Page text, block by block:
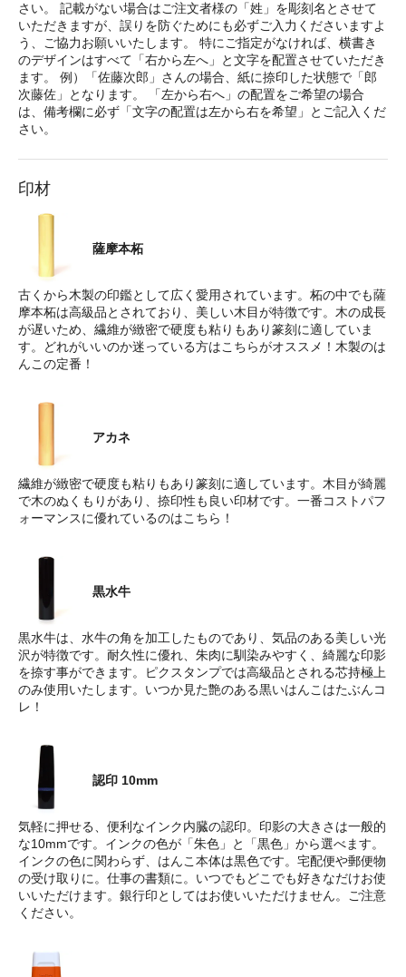
さい。 記載がない場合はご注文者様の「姓」を彫刻名とさせて
いただきますが、誤りを防ぐためにも必ずご入力くださいますよ
う、ご協力お願いいたします。 特にご指定がなければ、横書き
のデザインはすべて「右から左へ」と文字を配置させていただき
ます。 例）「佐藤次郎」さんの場合、紙に捺印した状態で「郎
次藤佐」となります。 「左から右へ」の配置をご希望の場合
は、備考欄に必ず「文字の配置は左から右を希望」とご記入くだ
さい。
印材
薩摩本柘
古くから木製の印鑑として広く愛用されています。柘の中でも薩
摩本柘は高級品とされており、美しい木目が特徴です。木の成長
が遅いため、繊維が緻密で硬度も粘りもあり篆刻に適していま
す。どれがいいのか迷っている方はこちらがオススメ！木製のは
んこの定番！
アカネ
繊維が緻密で硬度も粘りもあり篆刻に適しています。木目が綺麗
で木のぬくもりがあり、捺印性も良い印材です。一番コストパフ
ォーマンスに優れているのはこちら！
黒水牛
黒水牛は、水牛の角を加工したものであり、気品のある美しい光
沢が特徴です。耐久性に優れ、朱肉に馴染みやすく、綺麗な印影
を捺す事ができます。ピクスタンプでは高級品とされる芯持極上
のみ使用いたします。いつか見た艶のある黒いはんこはたぶんコ
レ！
認印 10mm
気軽に押せる、便利なインク内臓の認印。印影の大きさは一般的
な10mmです。インクの色が「朱色」と「黒色」から選べます。
インクの色に関わらず、はんこ本体は黒色です。宅配便や郵便物
の受け取りに。仕事の書類に。いつでもどこでも好きなだけお使
いいただけます。銀行印としてはお使いいただけません。ご注意
ください。